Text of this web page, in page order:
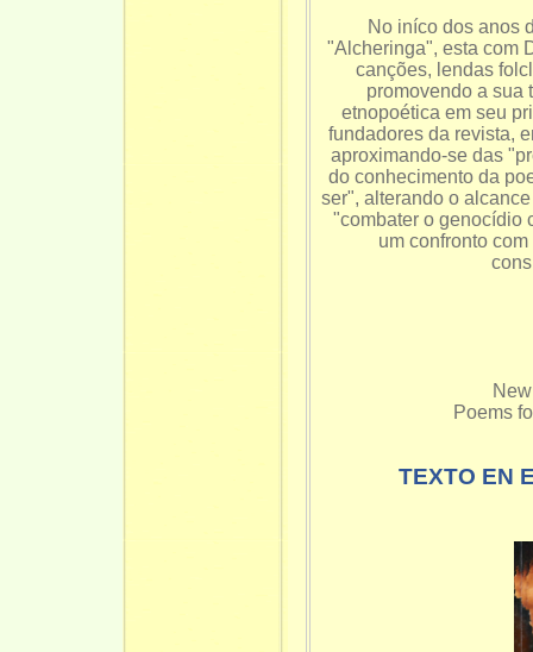
No iníco dos anos
"Alcheringa", esta com
canções, lendas
promovendo a sua
etnopoética em seu
fundadores da revista,
aproximando-se das
do conhecimento da
ser", alterando o
"combater o genocídio
um confronto
Poems
TEXTO EN